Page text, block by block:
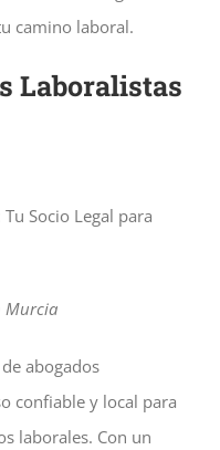
camino laboral.
Laboralistas
Socio Legal para
Murcia
abogados
confiable y local para
laborales. Con un